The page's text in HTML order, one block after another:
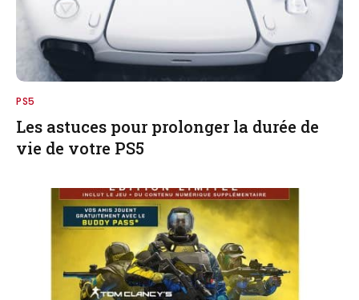
PS5
Les astuces pour prolonger la durée de
vie de votre PS5